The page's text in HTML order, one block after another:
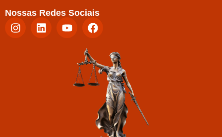
Nossas Redes Sociais